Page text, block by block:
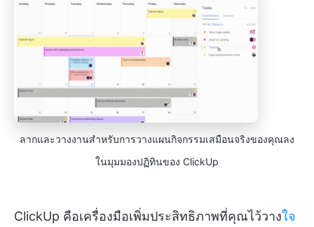
ลากและวางงานสำหรับการวางแผนกิจกรรมเสมือนจริงของคุณลง
ในมุมมองปฏิทินของ ClickUp
ClickUp คือเครื่องมือเพิ่มประสิทธิภาพที่คุณไว้วางใจ